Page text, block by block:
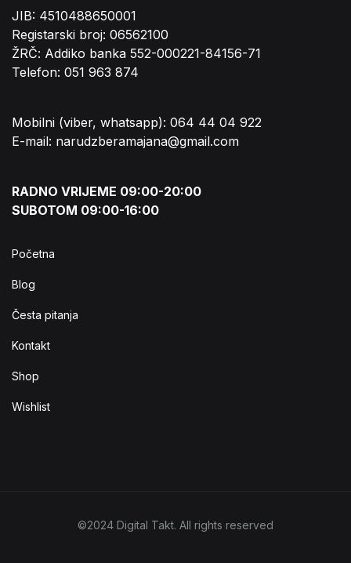
JIB: 4510488650001
Registarski broj: 06562100
ŽRČ: Addiko banka 552-000221-84156-71
Telefon: 051 963 874
Mobilni (viber, whatsapp): 064 44 04 922
E-mail: narudzberamajana@gmail.com
RADNO VRIJEME 09:00-20:00
SUBOTOM 09:00-16:00
Početna
Blog
Česta pitanja
Kontakt
Shop
Wishlist
©2024 Digital Takt. All rights reserved